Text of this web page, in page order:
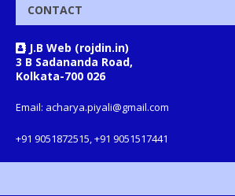
CONTACT
J.B Web (rojdin.in)
3 B Sadananda Road,
Kolkata-700 026
Email: acharya.piyali@gmail.com
+91 9051872515, +91 9051517441